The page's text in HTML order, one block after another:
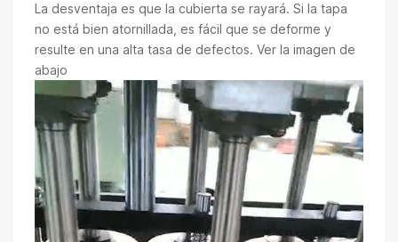
La desventaja es que la cubierta se rayará. Si la tapa
no está bien atornillada, es fácil que se deforme y
resulte en una alta tasa de defectos. Ver la imagen de
abajo